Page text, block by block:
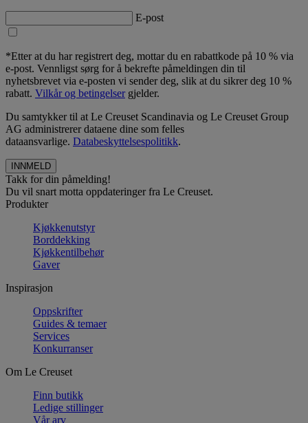
E-post
*Etter at du har registrert deg, mottar du en rabattkode på 10 % via
e-post. Vennligst sørg for å bekrefte påmeldingen din til
nyhetsbrevet via e-posten vi sender deg, slik at du sikrer deg 10 %
rabatt. Vilkår og betingelsergjelder.
Du samtykker til at Le Creuset Scandinavia og Le Creuset Group
AG administrerer dataene dine som felles
dataansvarlige. Databeskyttelsespolitikk.
Takk for din påmelding!
Du vil snart motta oppdateringer fra Le Creuset.
Produkter
Kjøkkenutstyr
Borddekking
Kjøkkentilbehør
Gaver
Inspirasjon
Oppskrifter
Guides & temaer
Services
Konkurranser
Om Le Creuset
Finn butikk
Ledige stillinger
Vår arv